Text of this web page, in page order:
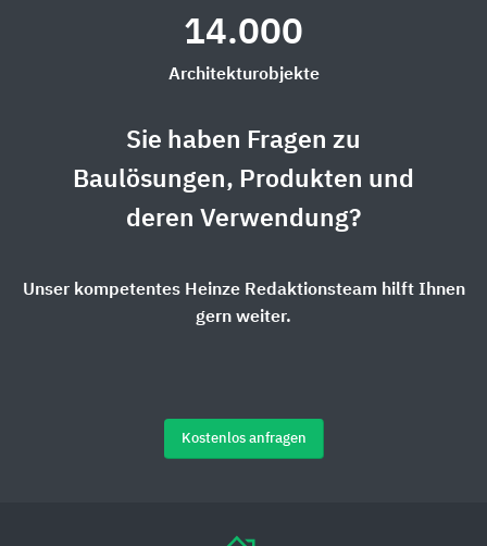
14.000
Architekturobjekte
Sie haben Fragen zu
Baulösungen, Produkten und
deren Verwendung?
Unser kompetentes Heinze Redaktionsteam hilft Ihnen
gern weiter.
Kostenlos anfragen